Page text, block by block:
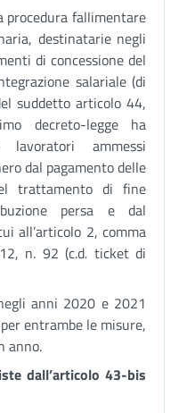
procedura fallimentare
destinatarie negli
di concessione del
salariale (di
suddetto articolo 44,
decreto-legge ha
ammessi
dal pagamento delle
trattamento di fine
persa e dal
all’articolo 2, comma
n. 92 (c.d. ticket di
anni 2020 e 2021
entrambe le misure,
anno.
dall’articolo 43-bis